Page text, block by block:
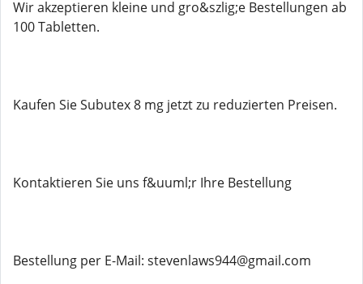
Wir akzeptieren kleine und gro&szlig;e Bestellungen ab
100 Tabletten.
Kaufen Sie Subutex 8 mg jetzt zu reduzierten Preisen.
Kontaktieren Sie uns f&uuml;r Ihre Bestellung
Bestellung per E-Mail: stevenlaws944@gmail.com